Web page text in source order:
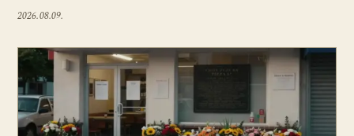
2026.08.09.